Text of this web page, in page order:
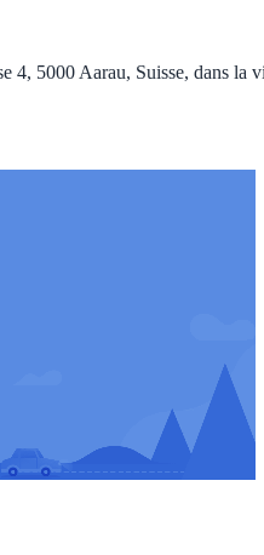
4, 5000 Aarau, Suisse, dans